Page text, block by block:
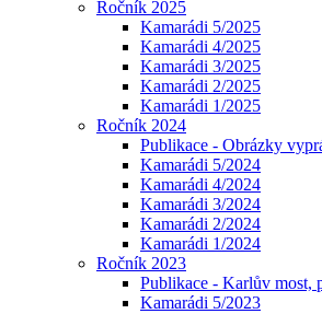
Ročník 2025
Kamarádi 5/2025
Kamarádi 4/2025
Kamarádi 3/2025
Kamarádi 2/2025
Kamarádi 1/2025
Ročník 2024
Publikace - Obrázky
Kamarádi 5/2024
Kamarádi 4/2024
Kamarádi 3/2024
Kamarádi 2/2024
Kamarádi 1/2024
Ročník 2023
Publikace - Karlův most,
Kamarádi 5/2023